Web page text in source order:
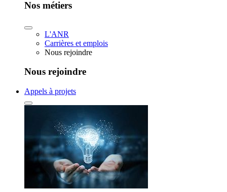
Nos métiers
L'ANR
Carrières et emplois
Nous rejoindre
Nous rejoindre
Appels à projets